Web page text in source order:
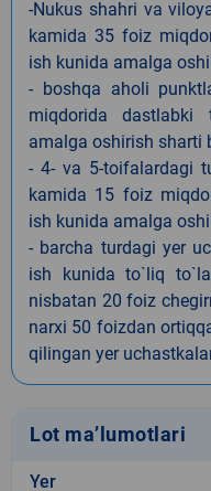
-Nukus shahri va
kamida 35 foiz
ish kunida amalga
- boshqa aholi
miqdorida
amalga oshirish sharti
- 4- va 5-toifalardagi
kamida 15 foiz
ish kunida amalga
- barcha turdagi yer
ish kunida to`liq
nisbatan 20 foiz
narxi 50 foizdan
qilingan yer
Lot ma’lumotlari
Yer